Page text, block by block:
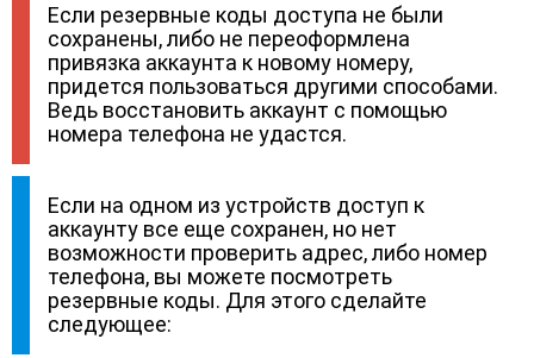
Если резервные коды доступа не были
сохранены, либо не переоформлена
привязка аккаунта к новому номеру,
придется пользоваться другими способами.
Ведь восстановить аккаунт с помощью
номера телефона не удастся.
Если на одном из устройств доступ к
аккаунту все еще сохранен, но нет
возможности проверить адрес, либо номер
телефона, вы можете посмотреть
резервные коды. Для этого сделайте
следующее: